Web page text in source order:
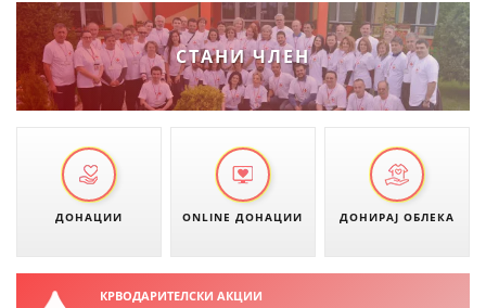
ДИСЕМИНАЦИЈА
MЕЃУНАРОДНО ХУМАНИТАРНО ПРАВО
ПРОМОЦИЈА НА ХУМАНИ ВРЕДНОСТИ
УПОТРЕБА И ЗАШТИТА НА АМБЛЕМОТ
СОЦИЈАЛНО ХУМАНИТАРНА ДЕЈНОСТ
ПОДГОТВЕНОСТ И ДЕЈСТВО ПРИ КАТАСТРОФИ
СТАНИ ЧЛЕН
ДОНАЦИИ ONLINE ДОНАЦИИ ДОНИРАЈ ОБЛЕКА
КРВОДАРИТЕЛСКИ АКЦИИ